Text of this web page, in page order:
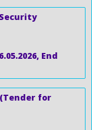
Security
End
for